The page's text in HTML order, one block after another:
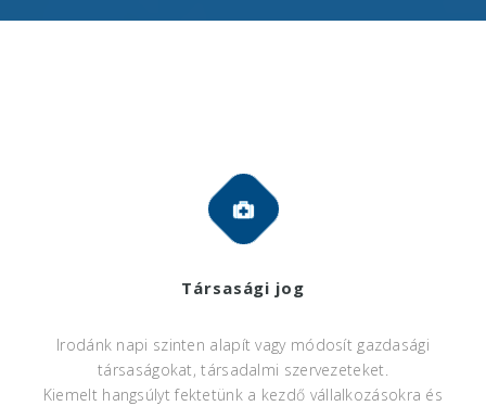
Társasági jog
Irodánk napi szinten alapít vagy módosít gazdasági
társaságokat, társadalmi szervezeteket.
Kiemelt hangsúlyt fektetünk a kezdő vállalkozásokra és